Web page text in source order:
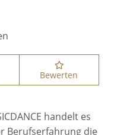
Bewerten
handelt es
Berufserfahrung die